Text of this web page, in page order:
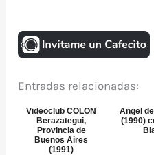
Entradas relacionadas:
Videoclub COLON
Berazategui,
Provincia de
Buenos Aires
(1991)
Angel
(1990)